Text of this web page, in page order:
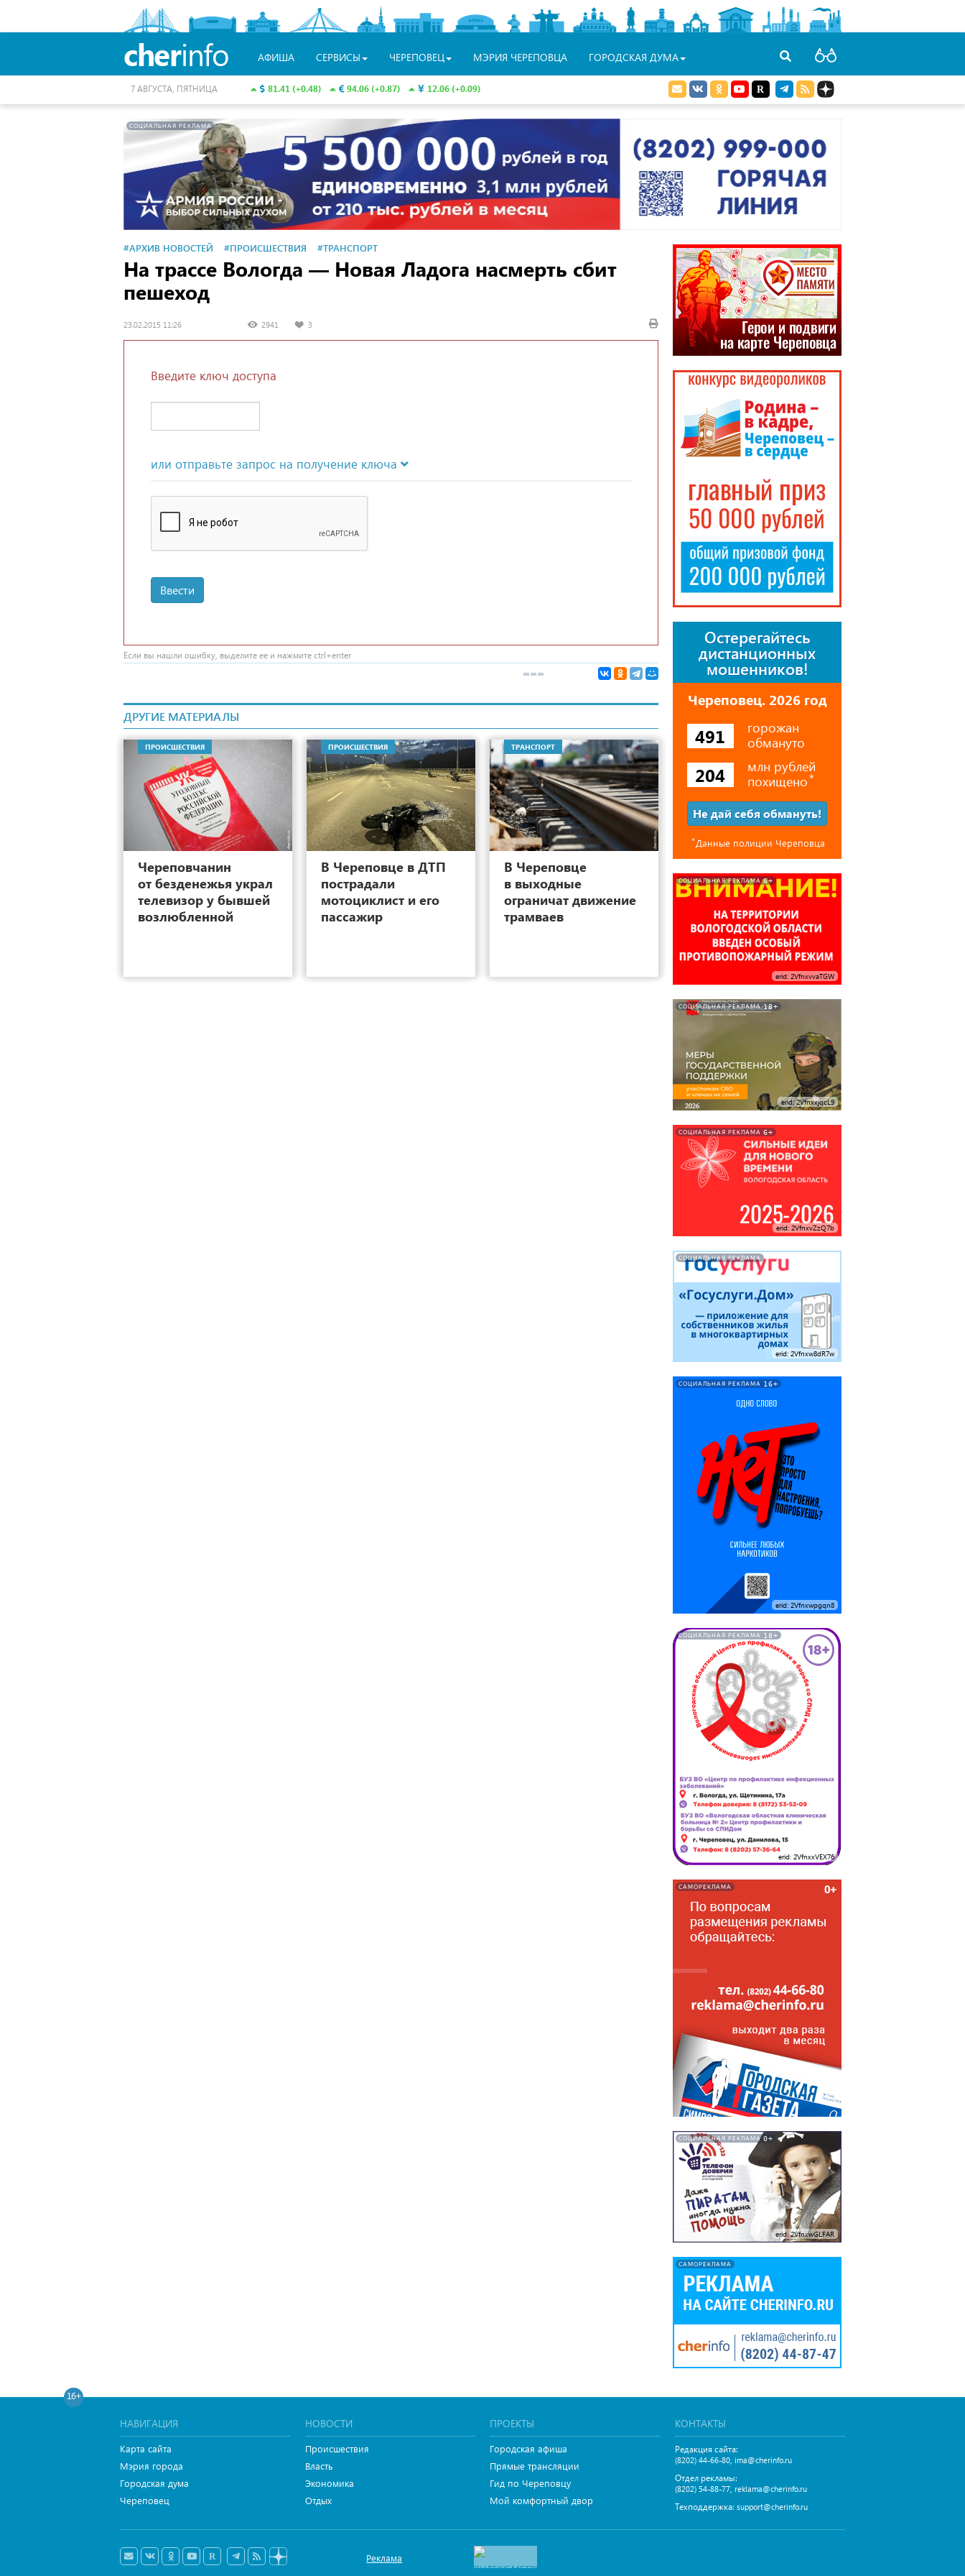
cherinfo АФИША СЕРВИСЫ ЧЕРЕПОВЕЦ МЭРИЯ ЧЕРЕПОВЦА ГОРОДСКАЯ ДУМА
81.41 (+0.48) 94.06 (+0.87) 12.06 (+0.09)
7 АВГУСТА, ПЯТНИЦА
СОЦИАЛЬНАЯ РЕКЛАМА
#АРХИВ НОВОСТЕЙ #ПРОИСШЕСТВИЯ #ТРАНСПОРТ
На трассе Вологда — Новая Ладога насмерть сбит
пешеход
23.02.2015 11:26 2941 3
Введите ключ доступа
или отправьте запрос на получение ключа
Ввести
Если вы нашли ошибку, выделите ее и нажмите ctrl+enter
ДРУГИЕ МАТЕРИАЛЫ
ПРОИСШЕСТВИЯ
Череповчанин
от безденежья украл
телевизор у бывшей
возлюбленной
ПРОИСШЕСТВИЯ
15
В Череповце в ДТП
пострадали
мотоциклист и его
пассажир
ТРАНСПОРТ
В Череповце
в выходные
ограничат движение
трамваев
Остерегайтесь
дистанционных
мошенников!
Череповец. 2026 год
491
горожан
обмануто
204
млн рублей
похищено⃰
Не дай себя обмануть!
⃰Данные полиции Череповца
СОЦИАЛЬНАЯ РЕКЛАМА 6+
erid: 2VfnxvvaTGW
СОЦИАЛЬНАЯ РЕКЛАМА 18+
erid: 2VfnxxjqcL9
СОЦИАЛЬНАЯ РЕКЛАМА 6+
erid: 2VfnxvZzQ7b
СОЦИАЛЬНАЯ РЕКЛАМА
erid: 2Vfnxw8dR7w
СОЦИАЛЬНАЯ РЕКЛАМА 16+
erid: 2Vfnxwpgqn8
СОЦИАЛЬНАЯ РЕКЛАМА 18+
erid: 2VfnxxVEX76
САМОРЕКЛАМА
СОЦИАЛЬНАЯ РЕКЛАМА 0+
erid: 2VfnxwGLFAR
САМОРЕКЛАМА
16+
НАВИГАЦИЯ
Карта сайта
Мэрия города
Городская дума
Череповец
НОВОСТИ
Происшествия
Власть
Экономика
Отдых
ПРОЕКТЫ
Городская афиша
Прямые трансляции
Гид по Череповцу
Мой комфортный двор
КОНТАКТЫ
Редакция сайта:
(8202) 44-66-80, ima@cherinfo.ru
Отдел рекламы:
(8202) 54-88-77, reklama@cherinfo.ru
Техподдержка: support@cherinfo.ru
Реклама